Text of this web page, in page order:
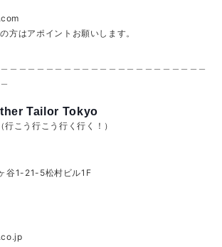
方はアポイントお願いします。
Tailor Tokyo
こう行こう行く行く！）
谷1-21-5松村ビル1F